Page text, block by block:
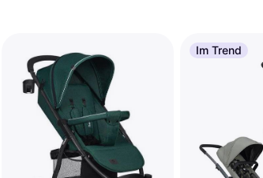
Im Trend